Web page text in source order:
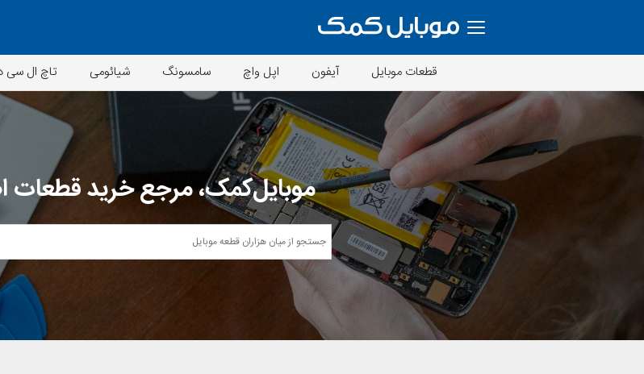
قطعات موبایل آیفون اپل واچ سامسونگ شیائومی تاچ ال
موبایل‌کمک، مرجع خرید قطعات